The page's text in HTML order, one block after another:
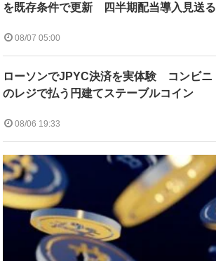
を既存条件で更新 四半期配当導入見送る
08/07 05:00
ローソンでJPYC決済を実体験 コンビニ
のレジで払う円建てステーブルコイン
08/06 19:33